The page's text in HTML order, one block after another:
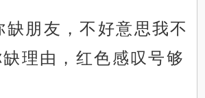
缺朋友，不好意思我不
理由，红色感叹号够